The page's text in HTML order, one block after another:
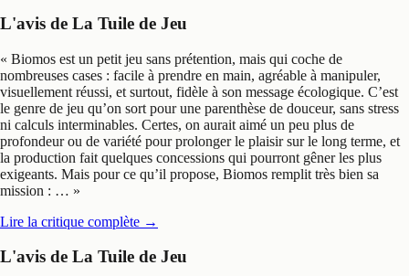
L'avis de La Tuile de Jeu
« Biomos est un petit jeu sans prétention, mais qui coche de
nombreuses cases : facile à prendre en main, agréable à manipuler,
visuellement réussi, et surtout, fidèle à son message écologique. C’est
le genre de jeu qu’on sort pour une parenthèse de douceur, sans stress
ni calculs interminables. Certes, on aurait aimé un peu plus de
profondeur ou de variété pour prolonger le plaisir sur le long terme, et
la production fait quelques concessions qui pourront gêner les plus
exigeants. Mais pour ce qu’il propose, Biomos remplit très bien sa
mission : … »
Lire la critique complète →
L'avis de La Tuile de Jeu